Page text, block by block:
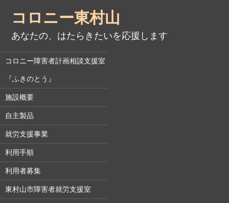
コロニー東村山
あなたの、はたらきたいを応援します
コロニー障害者計画相談支援室
『ふきのとう』
施設概要
自主製品
就労支援事業
利用手順
利用者募集
東村山市障害者就労支援室